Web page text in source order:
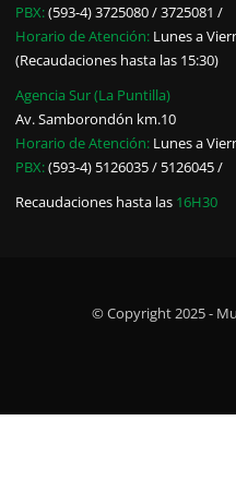
PBX:(593-4) 3725080 / 3725081 /
Horario de Atención: Lunes a
(Recaudaciones hasta las 15:30)
Agencia Sur (La Puntilla)
Av. Samborondón km.10
Horario de Atención: Lunes a
PBX:(593-4) 5126035 / 5126045 /
Recaudaciones hasta las 16H30
© Copyright 2025 -